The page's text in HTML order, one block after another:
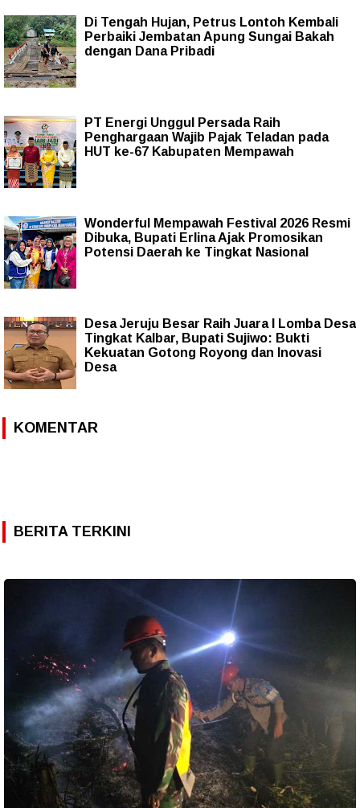
Di Tengah Hujan, Petrus Lontoh Kembali
Perbaiki Jembatan Apung Sungai Bakah
dengan Dana Pribadi
PT Energi Unggul Persada Raih
Penghargaan Wajib Pajak Teladan pada
HUT ke-67 Kabupaten Mempawah
Wonderful Mempawah Festival 2026 Resmi
Dibuka, Bupati Erlina Ajak Promosikan
Potensi Daerah ke Tingkat Nasional
Desa Jeruju Besar Raih Juara I Lomba Desa
Tingkat Kalbar, Bupati Sujiwo: Bukti
Kekuatan Gotong Royong dan Inovasi
Desa
KOMENTAR
BERITA TERKINI